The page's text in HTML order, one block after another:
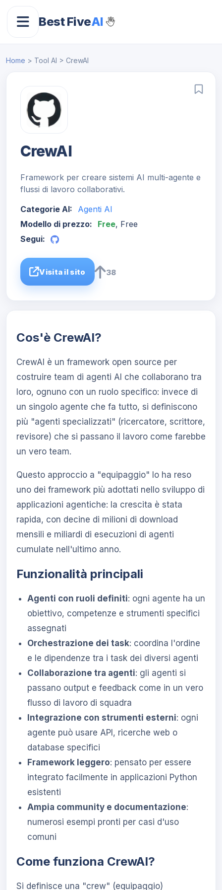
Best FiveAI
Home > Tool AI > CrewAI
CrewAI
Framework per creare sistemi AI multi-agente e
flussi di lavoro collaborativi.
Categorie AI:
Agenti AI
Modello di prezzo:
Free, Free
Segui:
Visita il sito 38
Cos'è CrewAI?
CrewAI è un framework open source per
costruire team di agenti AI che collaborano tra
loro, ognuno con un ruolo specifico: invece di
un singolo agente che fa tutto, si definiscono
più "agenti specializzati" (ricercatore, scrittore,
revisore) che si passano il lavoro come farebbe
un vero team.
Questo approccio a "equipaggio" lo ha reso
uno dei framework più adottati nello sviluppo di
applicazioni agentiche: la crescita è stata
rapida, con decine di milioni di download
mensili e miliardi di esecuzioni di agenti
cumulate nell'ultimo anno.
Funzionalità principali
Agenti con ruoli definiti: ogni agente ha un
obiettivo, competenze e strumenti specifici
assegnati
Orchestrazione dei task: coordina l'ordine
e le dipendenze tra i task dei diversi agenti
Collaborazione tra agenti: gli agenti si
passano output e feedback come in un vero
flusso di lavoro di squadra
Integrazione con strumenti esterni: ogni
agente può usare API, ricerche web o
database specifici
Framework leggero: pensato per essere
integrato facilmente in applicazioni Python
esistenti
Ampia community e documentazione:
numerosi esempi pronti per casi d'uso
comuni
Come funziona CrewAI?
Si definisce una "crew" (equipaggio)